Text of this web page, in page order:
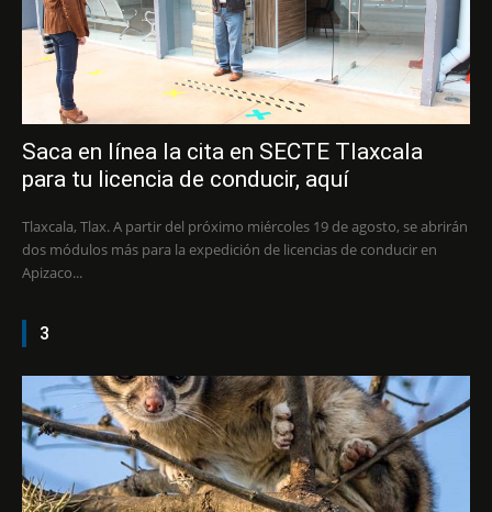
Saca en línea la cita en SECTE Tlaxcala
para tu licencia de conducir, aquí
Tlaxcala, Tlax. A partir del próximo miércoles 19 de agosto, se abrirán
dos módulos más para la expedición de licencias de conducir en
Apizaco...
3